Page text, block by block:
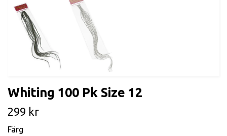
Whiting 100 Pk Size 12
299 kr
Färg